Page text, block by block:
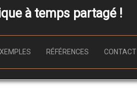
à temps partagé !
RÉFÉRENCES CONTACT